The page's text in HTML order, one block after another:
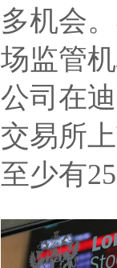
多机会
场监管
公司在
交易所
至少有